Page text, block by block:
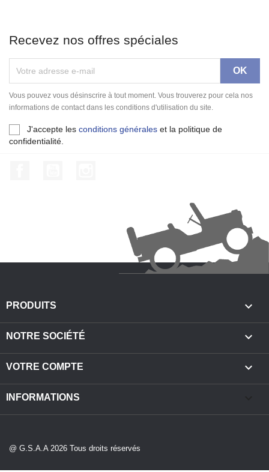
Recevez nos offres spéciales
Vous pouvez vous désinscrire à tout moment. Vous trouverez pour cela nos
informations de contact dans les conditions d'utilisation du site.
J'accepte les conditions générales et la politique de
confidentialité.
PRODUITS 
NOTRE SOCIÉTÉ 
VOTRE COMPTE 
INFORMATIONS
@ G.S.A.A 2026 Tous droits réservés